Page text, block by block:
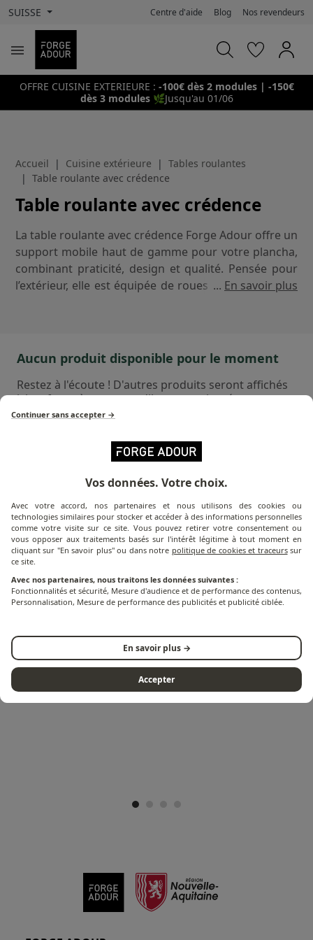
SUISSE Centre d'aide Blog Nos revendeurs

OFFRE CUISINE EXTERIEURE : -100€ dès 2 modules | -150€
dès 3 modules 🌿Jusqu'au 01/06
Accueil Cuisine extérieure
Tables roulantes
Table roulante avec crédence
Table roulante avec crédence
La table roulante avec crédence Forge Adour offre un
support mobile haut de gamme pour votre plancha,
combinant praticité, design et qualité. Pensée pour
l’extérieur, elle est équipée de roues maniables et de
installation. Le plateau spacieux et la tablette latérale
rabattable facilitent la préparation et le service,
tandis que sa structure robuste en acier traité
résistance aux intempéries. Compatible avec les
d’organiser ustensiles, condiments et accessoires à
fluide et conviviale. Avec la table roulante avec
crédence Forge Adour, transformez votre espace
plancha en un véritable poste culinaire élégant et
pratique.
... En savoir plus
Aucun produit disponible pour le moment
Restez à l'écoute ! D'autres produits seront affichés
ici au fur et à mesure qu'ils seront ajoutés.
Quelle planchaest faite pour vous ?
correspond !
C'EST PARTI !
SUIVEZ-NOUS SUR INSTAGRAM
@FORGEADOUR
Continuer sans accepter →
Vos données. Votre choix.
Avec votre accord, nos partenaires et nous utilisons des cookies ou
technologies similaires pour stocker et accéder à des informations personnelles
comme votre visite sur ce site. Vous pouvez retirer votre consentement ou
vous opposer aux traitements basés sur l'intérêt légitime à tout moment en
cliquant sur "En savoir plus" ou dans notre politique de cookies et traceurssur
ce site.
Avec nos partenaires, nous traitons les données suivantes :
Fonctionnalités et sécurité, Mesure d'audience et de performance des contenus,
Personnalisation, Mesure de performance des publicités et publicité ciblée.
En savoir plus →
Accepter